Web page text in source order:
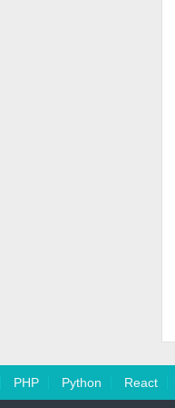
PHP Python React